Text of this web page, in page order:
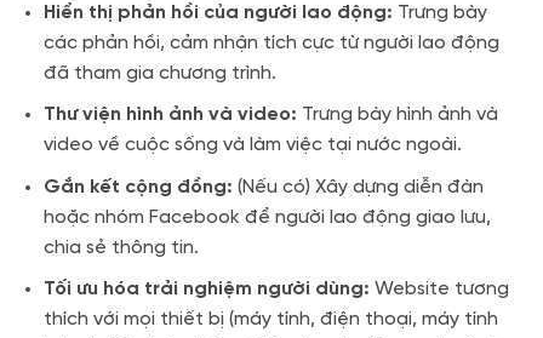
Hiển thị phản hồi của người lao động: Trưng bày
các phản hồi, cảm nhận tích cực từ người lao động
đã tham gia chương trình.
Thư viện hình ảnh và video: Trưng bày hình ảnh và
video về cuộc sống và làm việc tại nước ngoài.
Gắn kết cộng đồng: (Nếu có) Xây dựng diễn đàn
hoặc nhóm Facebook để người lao động giao lưu,
chia sẻ thông tin.
Tối ưu hóa trải nghiệm người dùng: Website tương
thích với mọi thiết bị (máy tính, điện thoại, máy tính